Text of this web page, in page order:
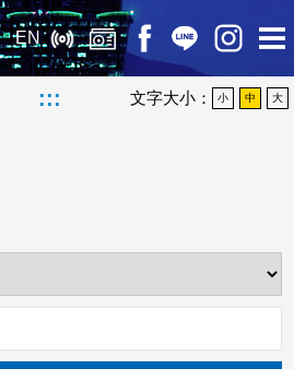
EN
::: 文字大小： 小 中 大